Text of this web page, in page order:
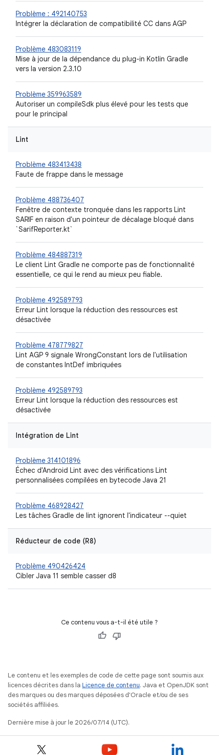
Problème : 492140753
Intégrer la déclaration de compatibilité CC dans AGP
Problème 483083119
Mise à jour de la dépendance du plug-in Kotlin Gradle
vers la version 2.3.10
Problème 359963589
Autoriser un compileSdk plus élevé pour les tests que
pour le principal
Lint
Problème 483413438
Faute de frappe dans le message
Problème 488736407
Fenêtre de contexte tronquée dans les rapports Lint
SARIF en raison d'un pointeur de décalage bloqué dans
`SarifReporter.kt`
Problème 484887319
Le client Lint Gradle ne comporte pas de fonctionnalité
essentielle, ce qui le rend au mieux peu fiable.
Problème 492589793
Erreur Lint lorsque la réduction des ressources est
désactivée
Problème 478779827
Lint AGP 9 signale WrongConstant lors de l'utilisation
de constantes IntDef imbriquées
Problème 492589793
Erreur Lint lorsque la réduction des ressources est
désactivée
Intégration de Lint
Problème 314101896
Échec d'Android Lint avec des vérifications Lint
personnalisées compilées en bytecode Java 21
Problème 468928427
Les tâches Gradle de lint ignorent l'indicateur --quiet
Réducteur de code (R8)
Problème 490426424
Cibler Java 11 semble casser d8
Ce contenu vous a-t-il été utile ?
Le contenu et les exemples de code de cette page sont soumis aux
licences décrites dans la Licence de contenu. Java et OpenJDK sont
des marques ou des marques déposées d'Oracle et/ou de ses
sociétés affiliées.
Dernière mise à jour le 2026/07/14 (UTC).